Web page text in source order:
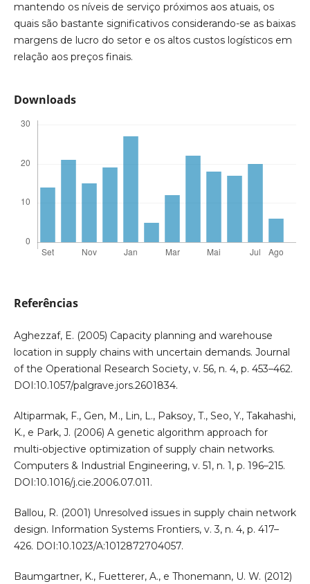
mantendo os níveis de serviço próximos aos atuais, os
quais são bastante significativos considerando-se as baixas
margens de lucro do setor e os altos custos logísticos em
relação aos preços finais.
Downloads
Referências
Aghezzaf, E. (2005) Capacity planning and warehouse
location in supply chains with uncertain demands. Journal
of the Operational Research Society, v. 56, n. 4, p. 453–462.
DOI:10.1057/palgrave.jors.2601834.
Altiparmak, F., Gen, M., Lin, L., Paksoy, T., Seo, Y., Takahashi,
K., e Park, J. (2006) A genetic algorithm approach for
multi-objective optimization of supply chain networks.
Computers & Industrial Engineering, v. 51, n. 1, p. 196–215.
DOI:10.1016/j.cie.2006.07.011.
Ballou, R. (2001) Unresolved issues in supply chain network
design. Information Systems Frontiers, v. 3, n. 4, p. 417–
426. DOI:10.1023/A:1012872704057.
Baumgartner, K., Fuetterer, A., e Thonemann, U. W. (2012)